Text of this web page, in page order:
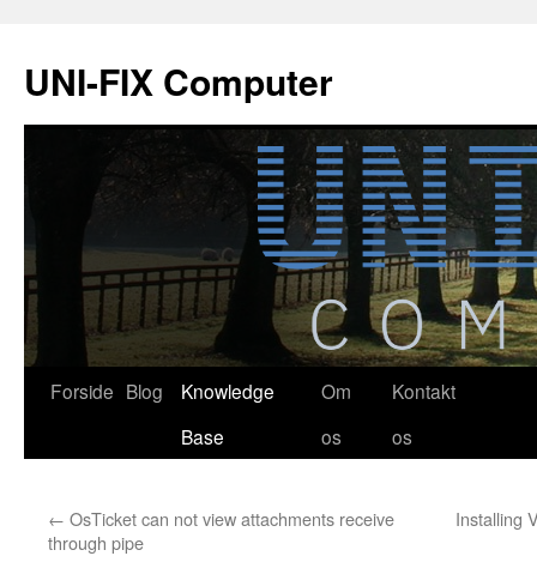
indhold
UNI-FIX Computer
Forside Blog
Knowledge
Base
Om
os
Kontakt
os
← OsTicket can not view attachments receive
through pipe
Installing